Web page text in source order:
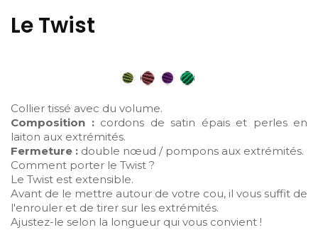
Le Twist
Collier tissé avec du volume.
Composition :cordons de satin épais et perles en
laiton aux extrémités.
Fermeture : double nœud / pompons aux extrémités.
Comment porter le Twist ?
Le Twist est extensible.
Avant de le mettre autour de votre cou, il vous suffit de
l'enrouler et de tirer sur les extrémités.
Ajustez-le selon la longueur qui vous convient !